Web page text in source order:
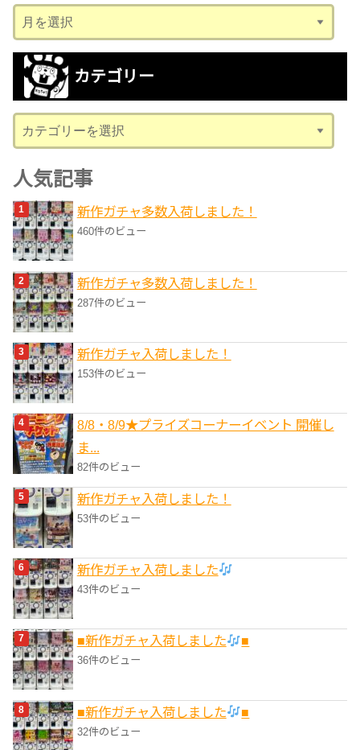
ー
カ
ブ
カテゴリー
テ
ゴ
リ
ー
人気記事
新作ガチャ多数入荷しました！
460件のビュー
新作ガチャ多数入荷しました！
287件のビュー
新作ガチャ入荷しました！
153件のビュー
8/8・8/9★プライズコーナーイベント 開催し
ま...
82件のビュー
新作ガチャ入荷しました！
53件のビュー
新作ガチャ入荷しました
43件のビュー
■新作ガチャ入荷しました ■
36件のビュー
■新作ガチャ入荷しました ■
32件のビュー